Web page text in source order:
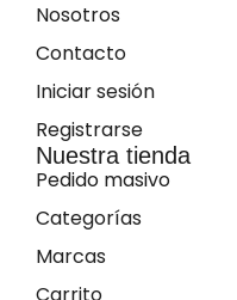
Nosotros
Contacto
Iniciar sesión
Registrarse
Nuestra tienda
Pedido masivo
Categorías
Marcas